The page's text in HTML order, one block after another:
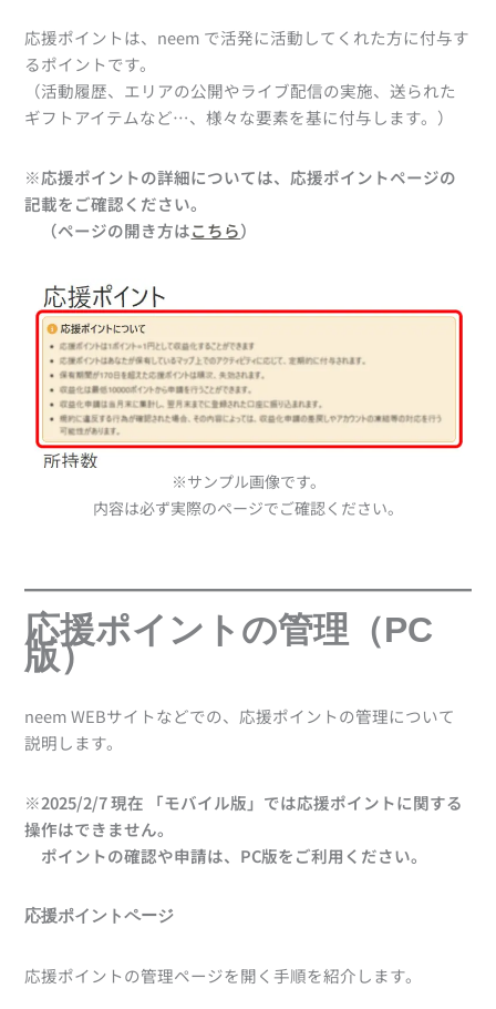
口座情報などの登録
収益化申請
申請状況の確認
応援ポイントの失効
応援ポイントは、neem で活発に活動してくれた方に付与す
るポイントです。
（活動履歴、エリアの公開やライブ配信の実施、送られた
ギフトアイテムなど…、様々な要素を基に付与します。）
※応援ポイントの詳細については、応援ポイントページの
記載をご確認ください。
（ページの開き方はこちら）
※サンプル画像です。
内容は必ず実際のページでご確認ください。
応援ポイントの管理（PC
版）
neem WEBサイトなどでの、応援ポイントの管理について
説明します。
※2025/2/7 現在 「モバイル版」では応援ポイントに関する
操作はできません。
ポイントの確認や申請は、PC版をご利用ください。
応援ポイントページ
応援ポイントの管理ページを開く手順を紹介します。